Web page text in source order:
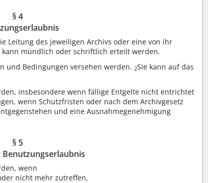
§ 4
Leitung des jeweiligen Archivs oder eine von ihr
kann mündlich oder schriftlich erteilt werden.
und Bedingungen versehen werden. 2Sie kann auf das
insbesondere wenn fällige Entgelte nicht entrichtet
wenn Schutzfristen oder nach dem Archivgesetz
und eine Ausnahmegenehmigung
§ 5
wenn
nicht mehr zutreffen,